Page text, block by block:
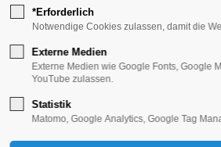
Fahrrad
*Erforderlich
Notwendige Cookies zulassen, damit die
Externe Medien
Externe Medien wie Google Fonts, Google
YouTube zulassen.
Statistik
Matomo, Google Analytics, Google Tag